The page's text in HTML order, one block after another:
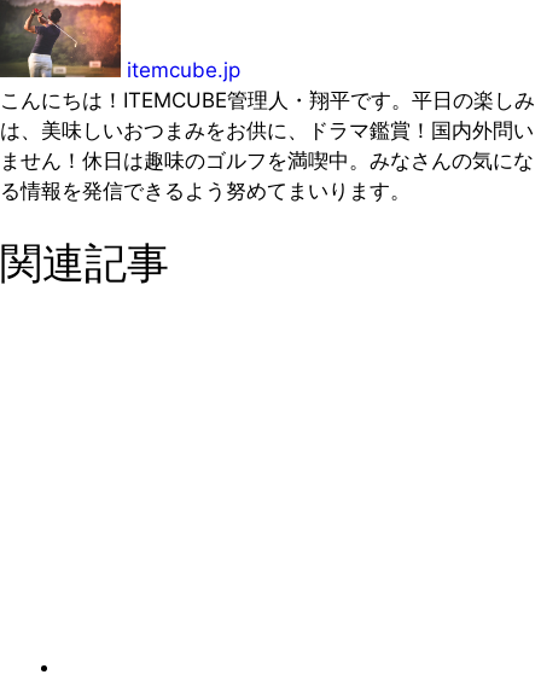
itemcube.jp
こんにちは！ITEMCUBE管理人・翔平です。平日の楽しみ
は、美味しいおつまみをお供に、ドラマ鑑賞！国内外問い
ません！休日は趣味のゴルフを満喫中。みなさんの気にな
る情報を発信できるよう努めてまいります。
関連記事